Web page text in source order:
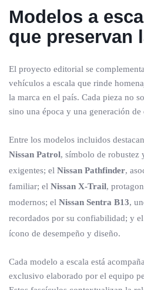
Modelos a
que preservan
El proyecto editorial se
vehículos a escala que rinde
la marca en el país. Cada pieza no
sino una época y una generación de
Entre los modelos incluidos
Nissan Patrol, símbolo de robustez
exigentes; el Nissan Pathfinder,
familiar; el Nissan X-Trail,
modernos; el Nissan Sentra B13,
recordados por su confiabilidad; y
ícono de desempeño y diseño.
Cada modelo a escala está
exclusivo elaborado por el equipo